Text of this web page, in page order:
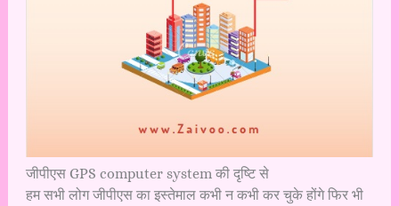
जीपीएस GPS computer system की दृष्टि से
हम सभी लोग जीपीएस का इस्तेमाल कभी न कभी कर चुके होंगे फिर भी